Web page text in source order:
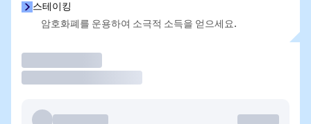
스테이킹
암호화폐를 운용하여 소극적 소득을 얻으세요.